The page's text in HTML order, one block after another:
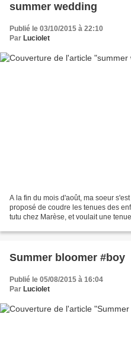
summer wedding
Publié le 03/10/2015 à 22:10
Par Luciolet
A la fin du mois d'août, ma soeur
proposé de coudre les tenues des
tutu chez Marèse, et voulait une
Summer bloomer #boy
Publié le 05/08/2015 à 16:04
Par Luciolet